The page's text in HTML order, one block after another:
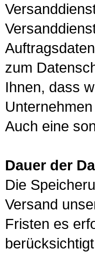
zum
Ihnen, dass
Auch eine
Dauer der
Die
Versand
Fristen es